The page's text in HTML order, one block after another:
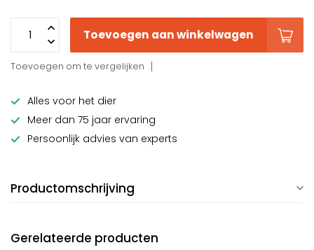
Toevoegen aan winkelwagen
Toevoegen om te vergelijken
Alles voor het dier
Meer dan 75 jaar ervaring
Persoonlijk advies van experts
Productomschrijving
Gerelateerde producten